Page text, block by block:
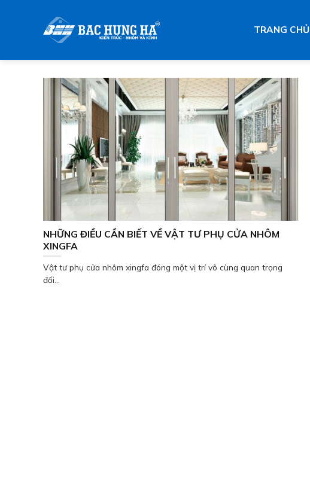
TRANG CHỦ
NHỮNG ĐIỀU CẦN BIẾT VỀ VẬT TƯ PHỤ CỬA NHÔM
XINGFA
Vật tư phụ cửa nhôm xingfa đóng một vị trí vô cùng quan trọng
đối...